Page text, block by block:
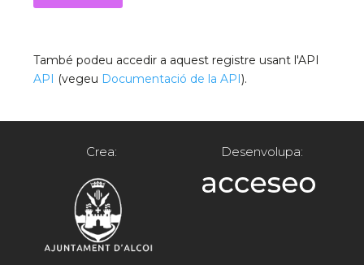
També podeu accedir a aquest registre usant l'API
API (vegeu Documentació de la API).
Crea: Desenvolupa: